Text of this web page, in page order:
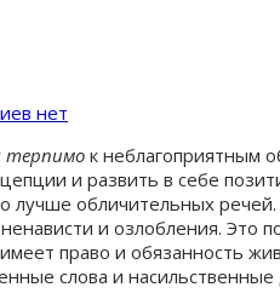
нет
терпимо к неблагоприятным
и развить в себе
лучше обличительных
и озлобления.
право и обязанность
слова и насильственные